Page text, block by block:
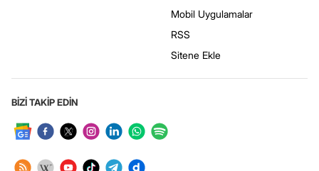
Mobil Uygulamalar
RSS
Sitene Ekle
BİZİ TAKİP EDİN